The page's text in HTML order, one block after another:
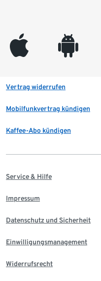
appleinc android
Vertrag widerrufen
Mobilfunkvertrag kündigen
Kaffee-Abo kündigen
Service & Hilfe
Impressum
Datenschutz und Sicherheit
Einwilligungsmanagement
Widerrufsrecht